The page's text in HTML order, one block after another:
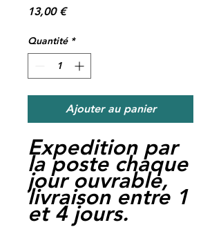
13,00 €Prix
Quantité *
Ajouter au panier
Expedition par
la poste chaque
jour ouvrable,
livraison entre 1
et 4 jours.